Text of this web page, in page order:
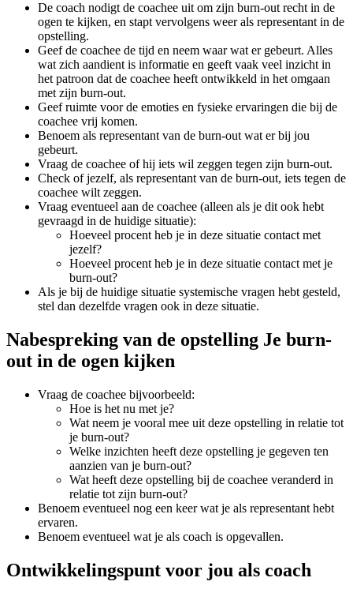
De coach nodigt de coachee uit om zijn burn-out recht in de
ogen te kijken, en stapt vervolgens weer als representant in de
opstelling.
Geef de coachee de tijd en neem waar wat er gebeurt. Alles
wat zich aandient is informatie en geeft vaak veel inzicht in
het patroon dat de coachee heeft ontwikkeld in het omgaan
met zijn burn-out.
Geef ruimte voor de emoties en fysieke ervaringen die bij de
coachee vrij komen.
Benoem als representant van de burn-out wat er bij jou
gebeurt.
Vraag de coachee of hij iets wil zeggen tegen zijn burn-out.
Check of jezelf, als representant van de burn-out, iets tegen de
coachee wilt zeggen.
Vraag eventueel aan de coachee (alleen als je dit ook hebt
gevraagd in de huidige situatie):
Hoeveel procent heb je in deze situatie contact met
jezelf?
Hoeveel procent heb je in deze situatie contact met je
burn-out?
Als je bij de huidige situatie systemische vragen hebt gesteld,
stel dan dezelfde vragen ook in deze situatie.
Nabespreking van de opstelling Je burn-
out in de ogen kijken
Vraag de coachee bijvoorbeeld:
Hoe is het nu met je?
Wat neem je vooral mee uit deze opstelling in relatie tot
je burn-out?
Welke inzichten heeft deze opstelling je gegeven ten
aanzien van je burn-out?
Wat heeft deze opstelling bij de coachee veranderd in
relatie tot zijn burn-out?
Benoem eventueel nog een keer wat je als representant hebt
ervaren.
Benoem eventueel wat je als coach is opgevallen.
Ontwikkelingspunt voor jou als coach